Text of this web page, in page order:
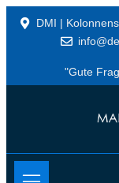
DMI |
"Gute